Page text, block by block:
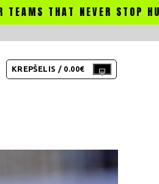
NEVER STOP HUSTLING.
KREPŠELIS / 0.00€